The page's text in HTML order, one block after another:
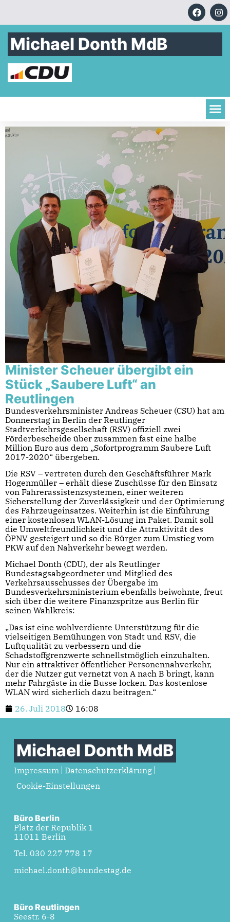
Michael Donth MdB
Minister Scheuer übergibt ein
Stück „Saubere Luft“ an
Reutlingen
Bundesverkehrsminister Andreas Scheuer (CSU) hat am
Donnerstag in Berlin der Reutlinger
Stadtverkehrsgesellschaft (RSV) offiziell zwei
Förderbescheide über zusammen fast eine halbe
Million Euro aus dem „Sofortprogramm Saubere Luft
2017-2020“ übergeben.
Die RSV – vertreten durch den Geschäftsführer Mark
Hogenmüller – erhält diese Zuschüsse für den Einsatz
von Fahrerassistenzsystemen, einer weiteren
Sicherstellung der Zuverlässigkeit und der Optimierung
des Fahrzeugeinsatzes. Weiterhin ist die Einführung
einer kostenlosen WLAN-Lösung im Paket. Damit soll
die Umweltfreundlichkeit und die Attraktivität des
ÖPNV gesteigert und so die Bürger zum Umstieg vom
PKW auf den Nahverkehr bewegt werden.
Michael Donth (CDU), der als Reutlinger
Bundestagsabgeordneter und Mitglied des
Verkehrsausschusses der Übergabe im
Bundesverkehrsministerium ebenfalls beiwohnte, freut
sich über die weitere Finanzspritze aus Berlin für
seinen Wahlkreis:
„Das ist eine wohlverdiente Unterstützung für die
vielseitigen Bemühungen von Stadt und RSV, die
Luftqualität zu verbessern und die
Schadstoffgrenzwerte schnellstmöglich einzuhalten.
Nur ein attraktiver öffentlicher Personennahverkehr,
der die Nutzer gut vernetzt von A nach B bringt, kann
mehr Fahrgäste in die Busse locken. Das kostenlose
WLAN wird sicherlich dazu beitragen.“
26. Juli 2018
16:08
Michael Donth MdB
Impressum
Datenschutzerklärung
Cookie-Einstellungen
Büro Berlin
Platz der Republik 1
11011 Berlin
Tel. 030 227 778 17
michael.donth@bundestag.de
Büro Reutlingen
Seestr. 6-8